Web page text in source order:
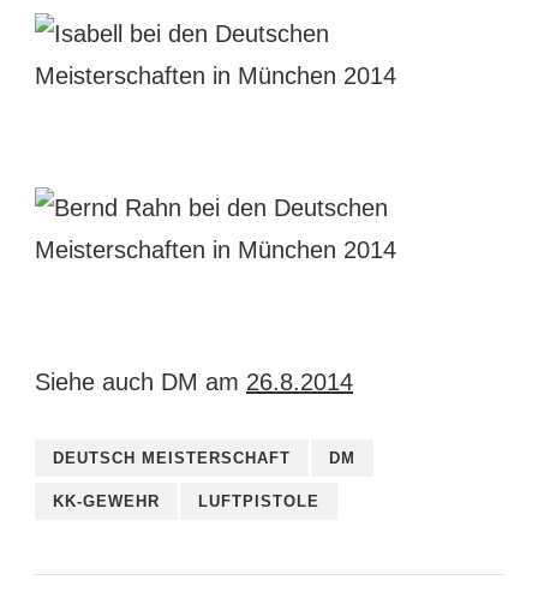
Siehe auch DM am 26.8.2014
DEUTSCH MEISTERSCHAFT DM
KK-GEWEHR LUFTPISTOLE